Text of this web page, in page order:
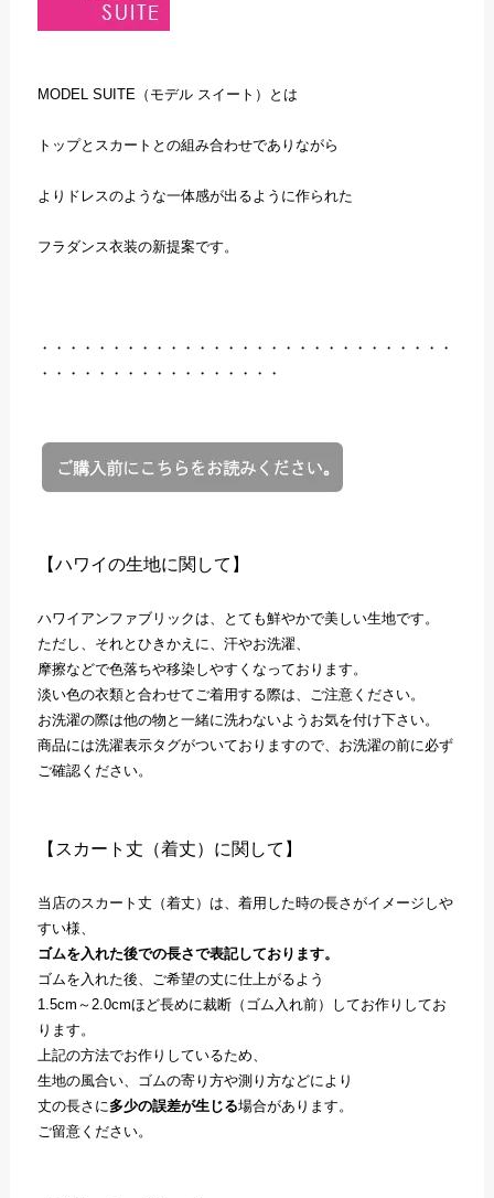
MODEL SUITE（モデル スイート）とは
トップとスカートとの組み合わせでありながら
よりドレスのような一体感が出るように作られた
フラダンス衣装の新提案です。
・・・・・・・・・・・・・・・・・・・・・・・・・・・・・
・・・・・・・・・・・・・・・・・
【ハワイの生地に関して】
ハワイアンファブリックは、とても鮮やかで美しい生地です。
ただし、それとひきかえに、汗やお洗濯、
摩擦などで色落ちや移染しやすくなっております。
淡い色の衣類と合わせてご着用する際は、ご注意ください。
お洗濯の際は他の物と一緒に洗わないようお気を付け下さい。
商品には洗濯表示タグがついておりますので、お洗濯の前に必ず
ご確認ください。
【スカート丈（着丈）に関して】
当店のスカート丈（着丈）は、着用した時の長さがイメージしや
すい様、
ゴムを入れた後での長さで表記しております。
ゴムを入れた後、ご希望の丈に仕上がるよう
1.5cm～2.0cmほど長めに裁断（ゴム入れ前）してお作りしてお
ります。
上記の方法でお作りしているため、
生地の風合い、ゴムの寄り方や測り方などにより
丈の長さに多少の誤差が生じる場合があります。
ご留意ください。